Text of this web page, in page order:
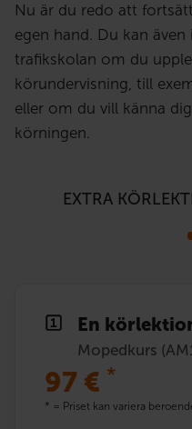
Nu är du redo att
egen hand. Du kan
trafikskolan om du
körundervisning, till
eller om du vill känna
körningen.
EXTRA
En
Mopedkurs
97 € *
* = Priset kan variera